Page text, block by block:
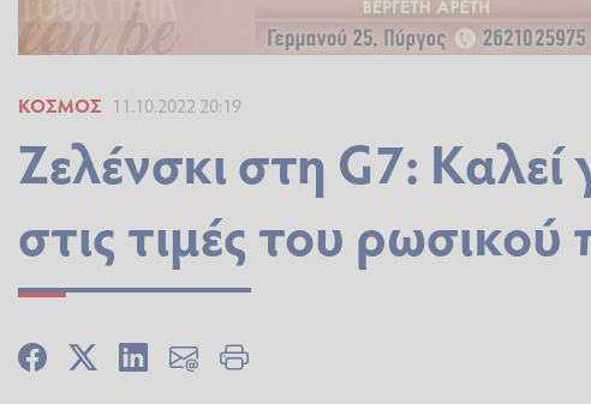
ΚΌΣΜΟΣ 11.10.2022 20:19
Ζελένσκι στη G7:
στις τιμές του ρωσικού